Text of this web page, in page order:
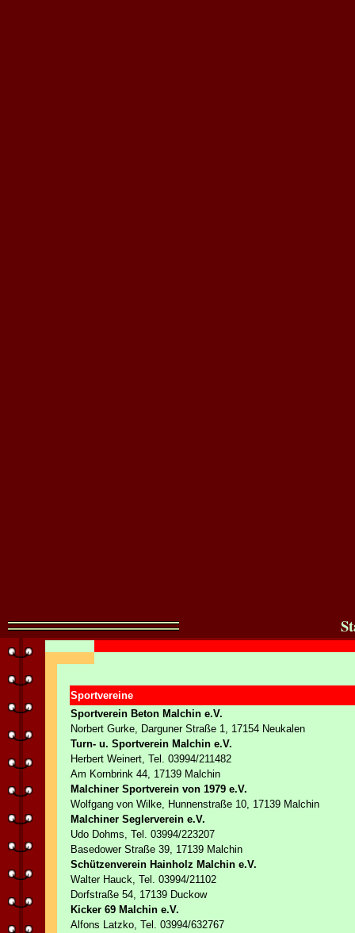
Sportvereine
Sportverein Beton Malchin e.V.
Norbert Gurke, Darguner Straße 1, 17154 Neukalen
Turn- u. Sportverein Malchin e.V.
Herbert Weinert, Tel. 03994/211482
Am Kornbrink 44, 17139 Malchin
Malchiner Sportverein von 1979 e.V.
Wolfgang von Wilke, Hunnenstraße 10, 17139 Malchin
Malchiner Seglerverein e.V.
Udo Dohms, Tel. 03994/223207
Basedower Straße 39, 17139 Malchin
Schützenverein Hainholz Malchin e.V.
Walter Hauck, Tel. 03994/21102
Dorfstraße 54, 17139 Duckow
Kicker 69 Malchin e.V.
Alfons Latzko, Tel. 03994/632767